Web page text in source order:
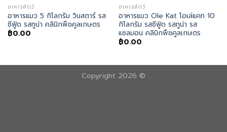
อาหารสัตว์
อาหารแมว 5 กิโลกรัม วินสตาร์ รส
ซีฟู้ด รสทูน่า คลินิกพืชคูลเกษตร
฿0.00
อาหารสัตว์
อาหารแมว Ole Kat โอเล่แคท 10
กิโลกรัม รสซีฟู้ด รสทูน่า รส
แซลมอน คลินิกพืชคูลเกษตร
฿0.00
Copyright 2026 ©